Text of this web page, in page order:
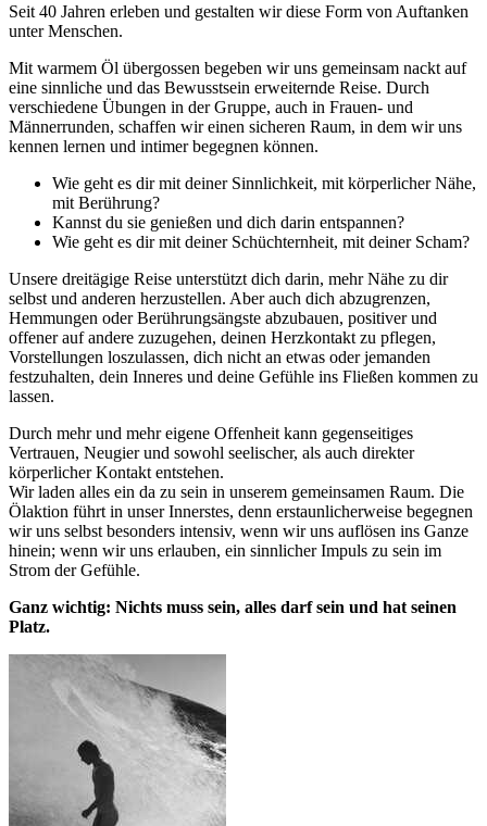
Seit 40 Jahren erleben und gestalten wir diese Form von Auftanken
unter Menschen.
Mit warmem Öl übergossen begeben wir uns gemeinsam nackt auf
eine sinnliche und das Bewusstsein erweiternde Reise. Durch
verschiedene Übungen in der Gruppe, auch in Frauen- und
Männerrunden, schaffen wir einen sicheren Raum, in dem wir uns
kennen lernen und intimer begegnen können.
Wie geht es dir mit deiner Sinnlichkeit, mit körperlicher Nähe,
mit Berührung?
Kannst du sie genießen und dich darin entspannen?
Wie geht es dir mit deiner Schüchternheit, mit deiner Scham?
Unsere dreitägige Reise unterstützt dich darin, mehr Nähe zu dir
selbst und anderen herzustellen. Aber auch dich abzugrenzen,
Hemmungen oder Berührungsängste abzubauen, positiver und
offener auf andere zuzugehen, deinen Herzkontakt zu pflegen,
Vorstellungen loszulassen, dich nicht an etwas oder jemanden
festzuhalten, dein Inneres und deine Gefühle ins Fließen kommen zu
lassen.
Durch mehr und mehr eigene Offenheit kann gegenseitiges
Vertrauen, Neugier und sowohl seelischer, als auch direkter
körperlicher Kontakt entstehen.
Wir laden alles ein da zu sein in unserem gemeinsamen Raum. Die
Ölaktion führt in unser Innerstes, denn erstaunlicherweise begegnen
wir uns selbst besonders intensiv, wenn wir uns auflösen ins Ganze
hinein; wenn wir uns erlauben, ein sinnlicher Impuls zu sein im
Strom der Gefühle.
Ganz wichtig: Nichts muss sein, alles darf sein und hat seinen
Platz.